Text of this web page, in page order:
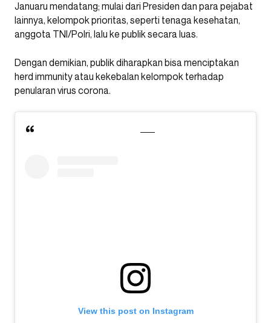
Januaru mendatang; mulai dari Presiden dan para pejabat
lainnya, kelompok prioritas, seperti tenaga kesehatan,
anggota TNI/Polri, lalu ke publik secara luas.
Dengan demikian, publik diharapkan bisa menciptakan
herd immunity atau kekebalan kelompok terhadap
penularan virus corona.
View this post on Instagram